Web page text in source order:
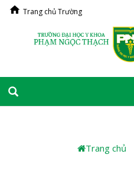
Trang chủ Trường
Trang chủ